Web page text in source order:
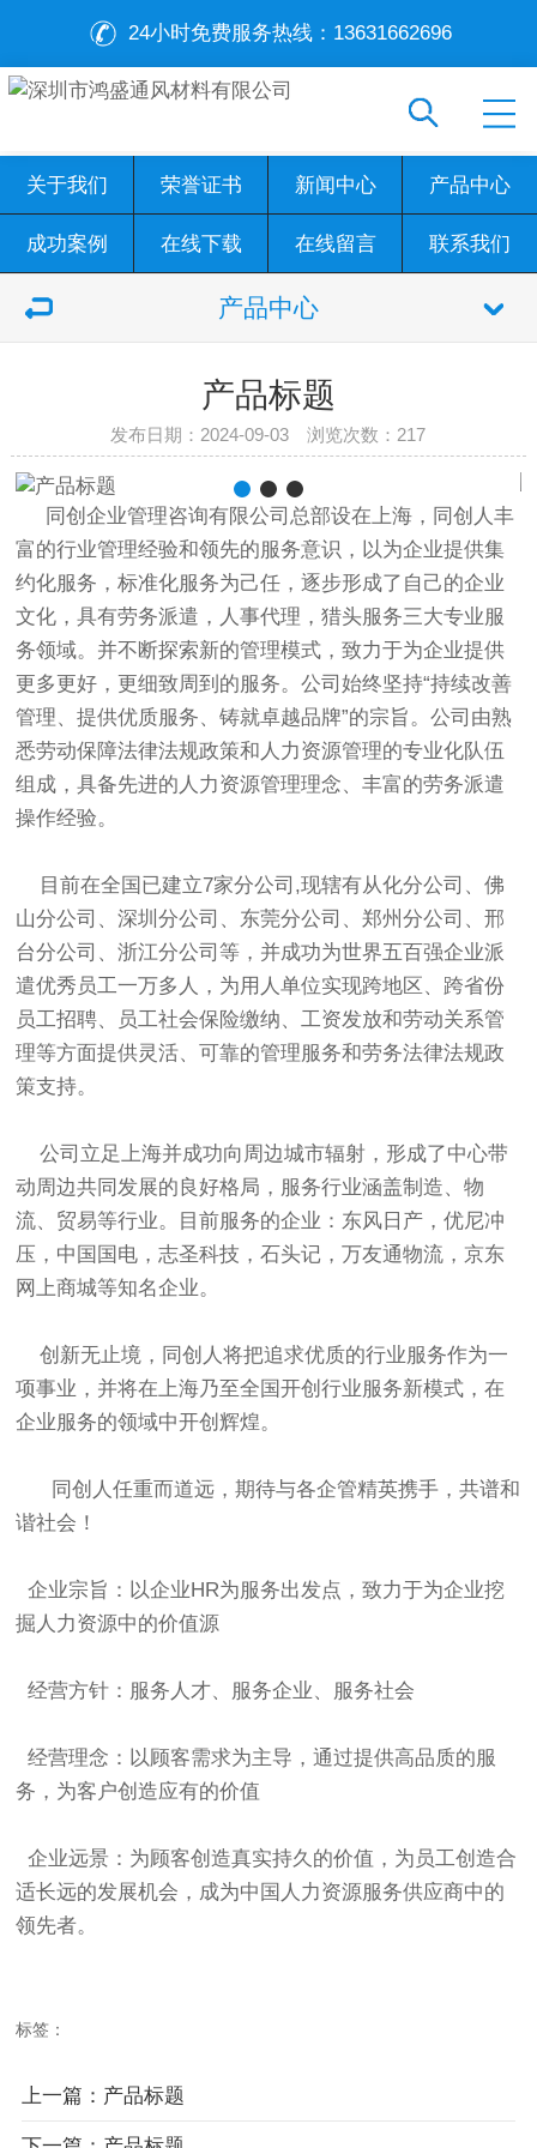
24小时免费服务热线： 13631662696
关于我们 荣誉证书 新闻中心 产品中心
成功案例 在线下载 在线留言 联系我们
产品中心
产品标题
发布日期：2024-09-03 浏览次数： 217
同创企业管理咨询有限公司总部设在上海，同创人丰
富的行业管理经验和领先的服务意识，以为企业提供集
约化服务，标准化服务为己任，逐步形成了自己的企业
文化，具有劳务派遣，人事代理，猎头服务三大专业服
务领域。并不断探索新的管理模式，致力于为企业提供
更多更好，更细致周到的服务。公司始终坚持“持续改善
管理、提供优质服务、铸就卓越品牌”的宗旨。公司由熟
悉劳动保障法律法规政策和人力资源管理的专业化队伍
组成，具备先进的人力资源管理理念、丰富的劳务派遣
操作经验。
目前在全国已建立7家分公司,现辖有从化分公司、佛
山分公司、深圳分公司、东莞分公司、郑州分公司、邢
台分公司、浙江分公司等，并成功为世界五百强企业派
遣优秀员工一万多人，为用人单位实现跨地区、跨省份
员工招聘、员工社会保险缴纳、工资发放和劳动关系管
理等方面提供灵活、可靠的管理服务和劳务法律法规政
策支持。
公司立足上海并成功向周边城市辐射，形成了中心带
动周边共同发展的良好格局，服务行业涵盖制造、物
流、贸易等行业。目前服务的企业：东风日产，优尼冲
压，中国国电，志圣科技，石头记，万友通物流，京东
网上商城等知名企业。
创新无止境，同创人将把追求优质的行业服务作为一
项事业，并将在上海乃至全国开创行业服务新模式，在
企业服务的领域中开创辉煌。
同创人任重而道远，期待与各企管精英携手，共谱和
谐社会！
企业宗旨：以企业HR为服务出发点，致力于为企业挖
掘人力资源中的价值源
经营方针：服务人才、服务企业、服务社会
经营理念：以顾客需求为主导，通过提供高品质的服
务，为客户创造应有的价值
企业远景：为顾客创造真实持久的价值，为员工创造合
适长远的发展机会，成为中国人力资源服务供应商中的
领先者。
标签：
上一篇：产品标题